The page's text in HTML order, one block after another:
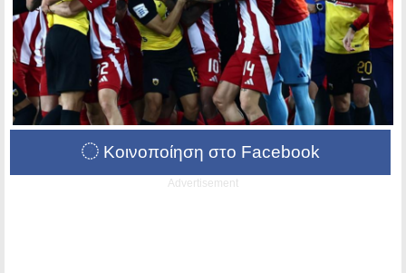
Κοινοποίηση στο Facebook
Advertisement